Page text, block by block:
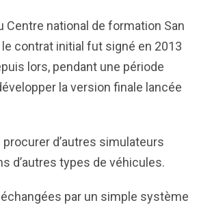
Centre national de formation San
le contrat initial fut signé en 2013
lors, pendant une période
la version finale lancée
procurer d’autres simulateurs
d’autres types de véhicules.
par un simple système